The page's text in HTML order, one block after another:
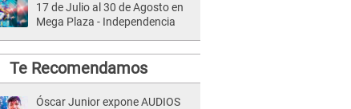
17 de Julio al 30 de Agosto en
Mega Plaza - Independencia
Te Recomendamos
Óscar Junior expone AUDIOS